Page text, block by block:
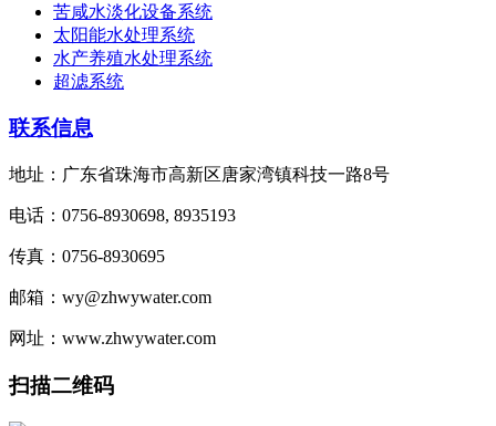
苦咸水淡化设备系统
太阳能水处理系统
水产养殖水处理系统
超滤系统
联系信息
地址：广东省珠海市高新区唐家湾镇科技一路8号
电话：0756-8930698, 8935193
传真：0756-8930695
邮箱：wy@zhwywater.com
网址：www.zhwywater.com
扫描二维码